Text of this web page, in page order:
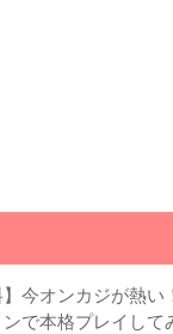
】今オンカジが熱い
で本格プレイして